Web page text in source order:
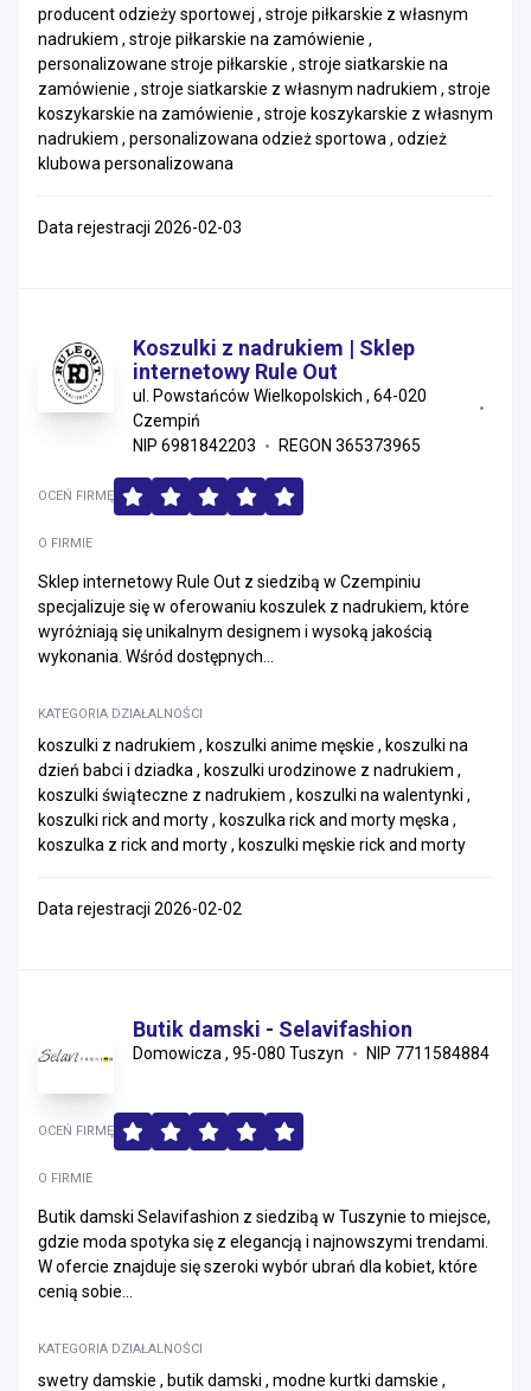
producent odzieży sportowej , stroje piłkarskie z własnym
nadrukiem , stroje piłkarskie na zamówienie ,
personalizowane stroje piłkarskie , stroje siatkarskie na
zamówienie , stroje siatkarskie z własnym nadrukiem , stroje
koszykarskie na zamówienie , stroje koszykarskie z własnym
nadrukiem , personalizowana odzież sportowa , odzież
klubowa personalizowana
Data rejestracji 2026-02-03
Koszulki z nadrukiem | Sklep
internetowy Rule Out
ul. Powstańców Wielkopolskich , 64-020
Czempiń
NIP 6981842203
REGON 365373965
O FIRMIE
Sklep internetowy Rule Out z siedzibą w Czempiniu
specjalizuje się w oferowaniu koszulek z nadrukiem, które
wyróżniają się unikalnym designem i wysoką jakością
wykonania. Wśród dostępnych...
KATEGORIA DZIAŁALNOŚCI
koszulki z nadrukiem , koszulki anime męskie , koszulki na
dzień babci i dziadka , koszulki urodzinowe z nadrukiem ,
koszulki świąteczne z nadrukiem , koszulki na walentynki ,
koszulki rick and morty , koszulka rick and morty męska ,
koszulka z rick and morty , koszulki męskie rick and morty
OCEŃ FIRMĘ
Data rejestracji 2026-02-02
Butik damski - Selavifashion
Domowicza , 95-080 Tuszyn NIP 7711584884
O FIRMIE
Butik damski Selavifashion z siedzibą w Tuszynie to miejsce,
gdzie moda spotyka się z elegancją i najnowszymi trendami.
W ofercie znajduje się szeroki wybór ubrań dla kobiet, które
cenią sobie...
KATEGORIA DZIAŁALNOŚCI
swetry damskie , butik damski , modne kurtki damskie ,
OCEŃ FIRMĘ